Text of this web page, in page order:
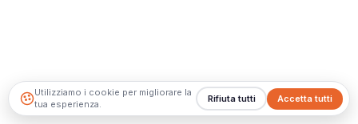
Utilizziamo i cookie per migliorare la
tua esperienza.
Accetta tutti
Rifiuta tutti